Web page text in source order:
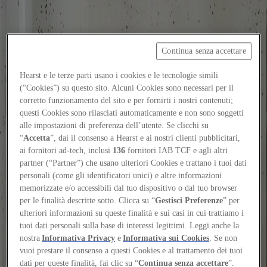
Contatti
Log in
Home
Tags
#aistyaracharmitashaning
#aistyaracharmitashaning
People
Hearst e le terze parti usano i cookies e le tecnologie simili
(“Cookies”) su questo sito. Alcuni Cookies sono necessari per il
corretto funzionamento del sito e per fornirti i nostri contenuti;
questi Cookies sono rilasciati automaticamente e non sono soggetti
alle impostazioni di preferenza dell’utente. Se clicchi su
“Accetta”, dai il consenso a Hearst e ai nostri clienti pubblicitari,
ai fornitori ad-tech, inclusi 136 fornitori IAB TCF e agli altri
partner (“Partner”) che usano ulteriori Cookies e trattano i tuoi dati
personali (come gli identificatori unici) e altre informazioni
memorizzate e/o accessibili dal tuo dispositivo o dal tuo browser
per le finalità descritte sotto. Clicca su “Gestisci Preferenze” per
ulteriori informazioni su queste finalità e sui casi in cui trattiamo i
tuoi dati personali sulla base di interessi legittimi. Leggi anche la
nostraInformativa Privacy eInformativa sui Cookies. Se non
vuoi prestare il consenso a questi Cookies e al trattamento dei tuoi
dati per queste finalità, fai clic su “Continua senza accettare”.
Continua senza accettare